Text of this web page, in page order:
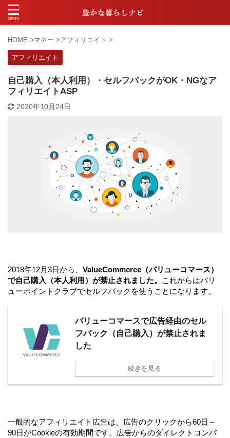
HOME >マネー >アフィリエイト >
アフィリエイト
自己購入（本人利用）・セルフバックがOK・NGなア
フィリエイトASP
2020年10月24日
2018年12月3日から、 ValueCommerce（バリューコマース）
で自己購入（本人利用）が禁止されました。
これからはバリ
ューポイントクラブでセルフバックを使うことになります。
バリューコマースで広告経由のセル
フバック（自己購入）が禁止されま
した
続きを見る
一般的なアフィリエイト広告は、広告のクリックから60日～
90日がCookieの有効期間です。広告からのダイレクトコンバ